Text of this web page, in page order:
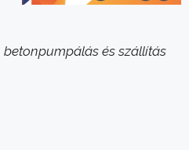
és szállítás